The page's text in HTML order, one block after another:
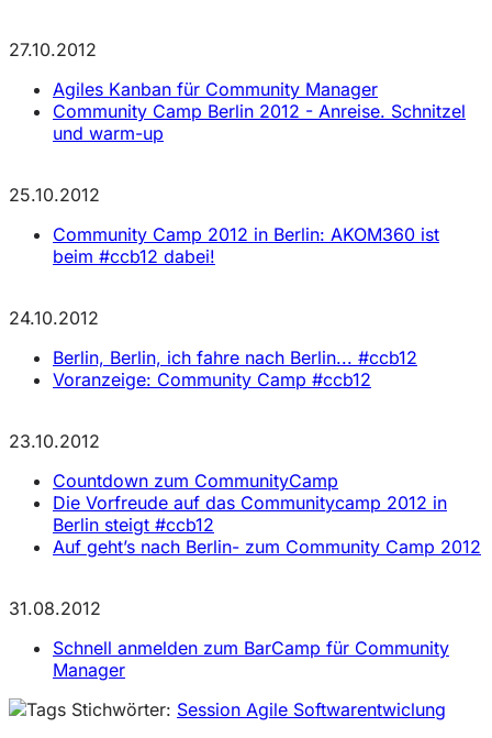
27.10.2012
Agiles Kanban für Community Manager
Community Camp Berlin 2012 - Anreise. Schnitzel
und warm-up
25.10.2012
Community Camp 2012 in Berlin: AKOM360 ist
beim #ccb12 dabei!
24.10.2012
Berlin, Berlin, ich fahre nach Berlin... #ccb12
Voranzeige: Community Camp #ccb12
23.10.2012
Countdown zum CommunityCamp
Die Vorfreude auf das Communitycamp 2012 in
Berlin steigt #ccb12
Auf geht’s nach Berlin- zum Community Camp 2012
31.08.2012
Schnell anmelden zum BarCamp für Community
Manager
Stichwörter: Session Agile Softwarentwiclung